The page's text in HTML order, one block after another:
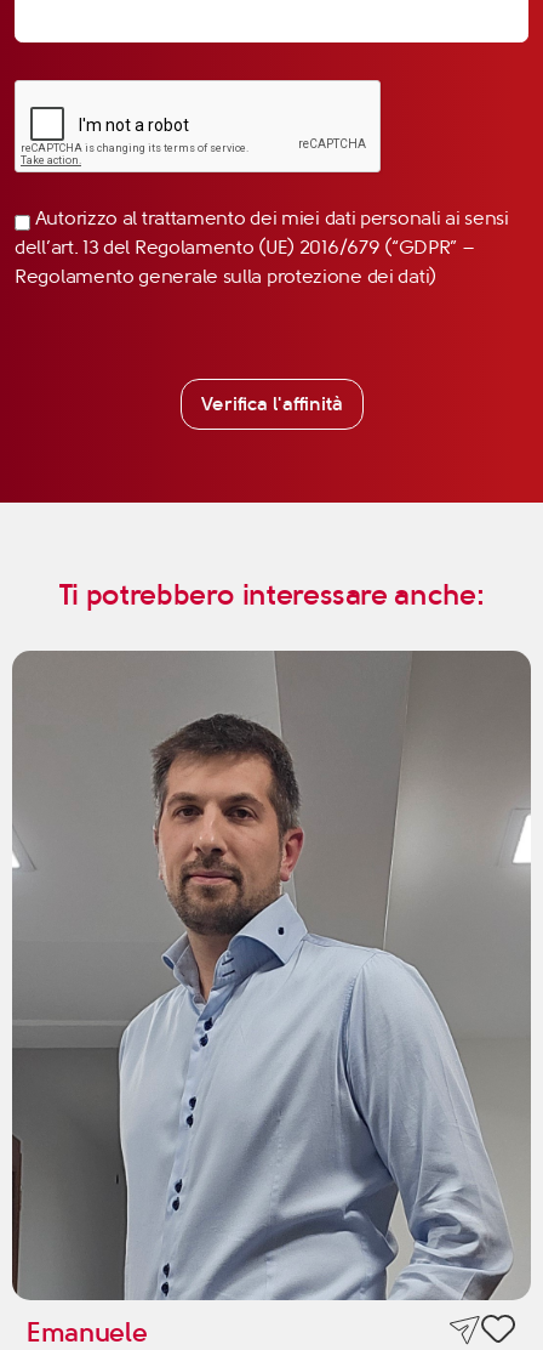
Autorizzo al trattamento dei miei dati personali ai sensi
dell’art. 13 del Regolamento (UE) 2016/679 (“GDPR” –
Regolamento generale sulla protezione dei dati)
Verifica l'affinità
Ti potrebbero interessare anche:
Emanuele